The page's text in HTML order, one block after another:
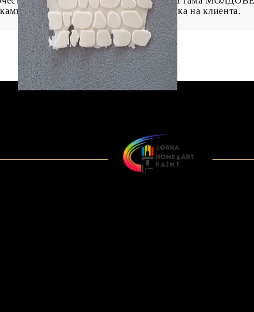
Изработваме и молдове по поръчка на клиента.